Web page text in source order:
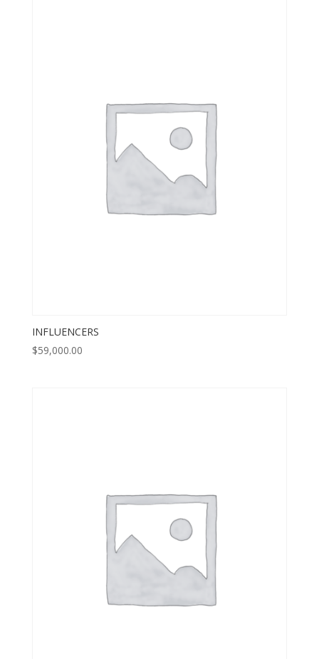
INFLUENCERS
$59,000.00